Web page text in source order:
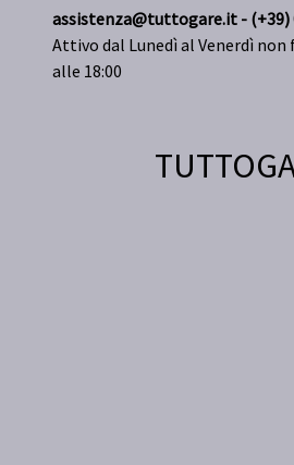
assistenza@tuttogare.it - (+39)
Attivo dal Lunedì al Venerdì non
alle 18:00